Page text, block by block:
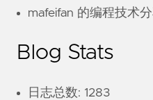
mafeifan 的编程技术
Blog Stats
日志总数: 1283